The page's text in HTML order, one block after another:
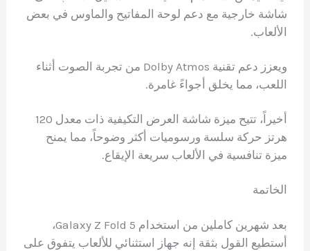
شاشة خارجية مع دعم لوحة المفاتيح والماوس في بعض
الألعاب.
ويعزز دعم تقنية Dolby Atmos من تجربة الصوت أثناء
اللعب، مما يخلق أجواءً غامرة.
أخيراً، تتيح ميزة شاشة العرض التكيفية ذات معدل 120
هرتز حركة سلسة ورسوميات أكثر وضوحاً، مما يمنح
ميزة تنافسية في الألعاب سريعة الإيقاع.
الخاتمة
بعد شهرين كاملين من استخدام Galaxy Z Fold 5،
أستطيع القول بثقة إنه جهاز استثنائي للألعاب يتفوق على